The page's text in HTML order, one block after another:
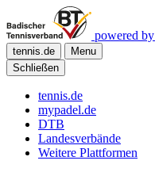
powered by
tennis.de
Menu
Schließen
tennis.de
mypadel.de
DTB
Landesverbände
Weitere Plattformen